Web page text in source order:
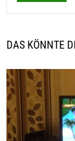
DAS KÖNNTE